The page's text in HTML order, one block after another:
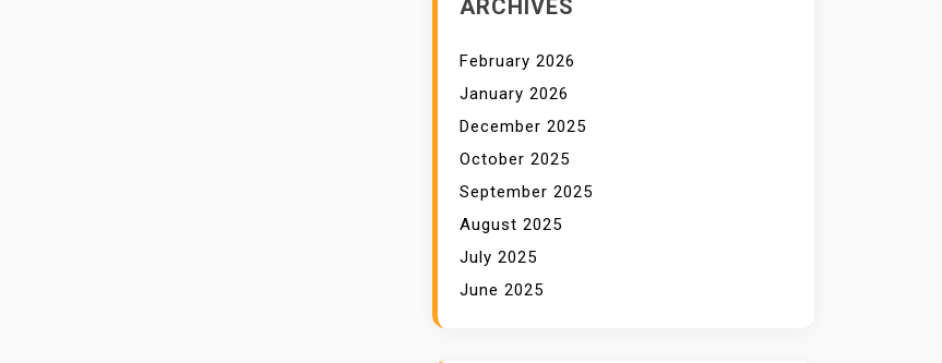
ARCHIVES
February 2026
January 2026
December 2025
October 2025
September 2025
August 2025
July 2025
June 2025